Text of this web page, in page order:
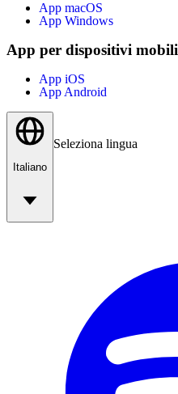
App macOS
App Windows
App per dispositivi mobili
App iOS
App Android
Italiano
Seleziona lingua